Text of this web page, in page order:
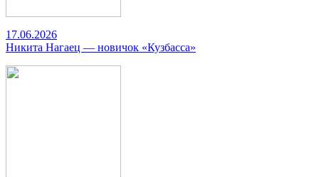
17.06.2026
Никита Нагаец — новичок «Кузбасса»